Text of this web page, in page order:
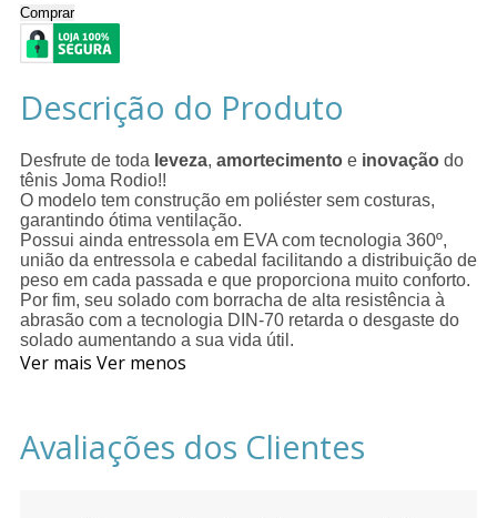
Comprar
Descrição do Produto
Desfrute de toda leveza, amortecimento e inovação do
tênis Joma Rodio!!
O modelo tem construção em poliéster sem costuras,
garantindo ótima ventilação.
Possui ainda entressola em EVA com tecnologia 360º,
união da entressola e cabedal facilitando a distribuição de
peso em cada passada e que proporciona muito conforto.
Por fim, seu solado com borracha de alta resistência à
abrasão com a tecnologia DIN-70 retarda o desgaste do
solado aumentando a sua vida útil.
Ver mais Ver menos
Avaliações dos Clientes